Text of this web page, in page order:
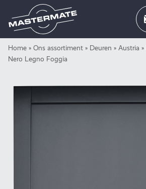
Skip
to
Deuren
Inbraakbeveiliging
Toegangscontrole
Home » Ons assortiment » Deuren » Austria »
Nero Legno Foggia